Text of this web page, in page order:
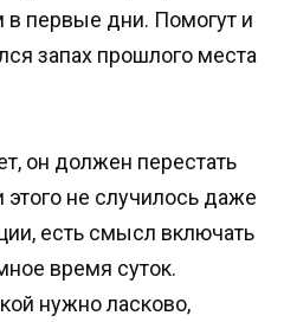
первые дни. Помогут и
запах прошлого места
он должен перестать
этого не случилось даже
есть смысл включать
время суток.
нужно ласково,